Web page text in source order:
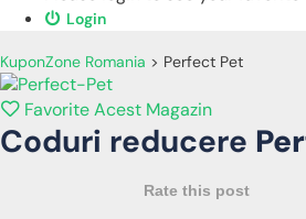
Login
KuponZone Romania > Perfect Pet
Favorite Acest Magazin
Coduri reducere
Rate this post